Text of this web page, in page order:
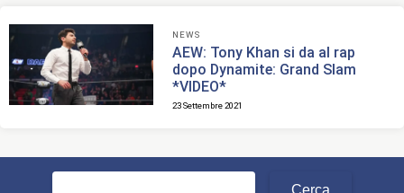
NEWS
AEW: Tony Khan si da al rap
dopo Dynamite: Grand Slam
*VIDEO*
23 Settembre 2021
Ricerca